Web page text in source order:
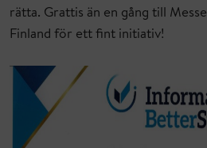
rätta. Grattis än en gång till
Finland för ett fint initiativ!